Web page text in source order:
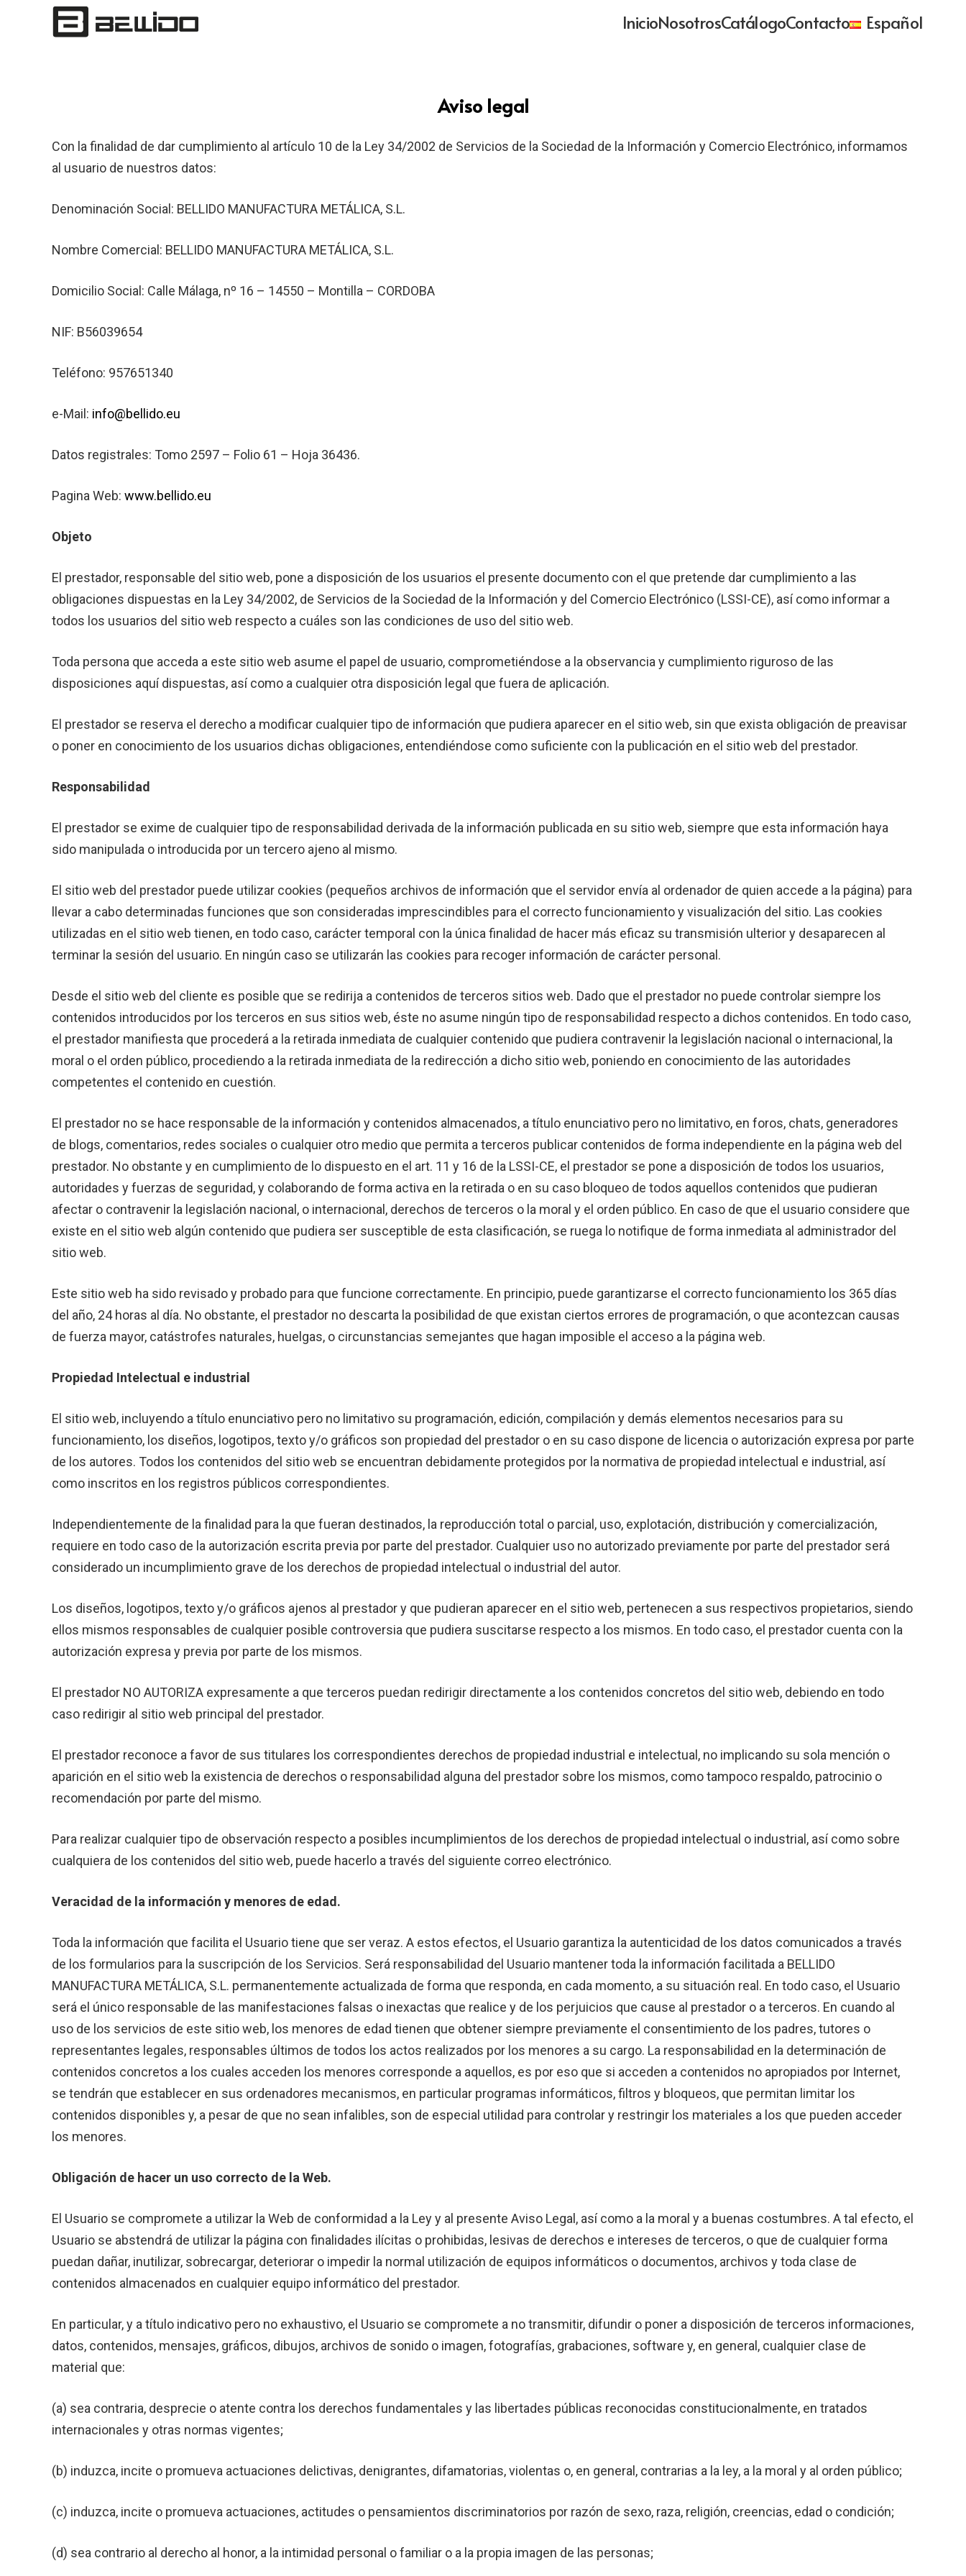
InicioNosotrosCatálogoContacto Español
Aviso legal
Con la finalidad de dar cumplimiento al artículo 10 de la Ley 34/2002 de Servicios de la Sociedad de la Información y Comercio Electrónico, informamos
al usuario de nuestros datos:
Denominación Social: BELLIDO MANUFACTURA METÁLICA, S.L.
Nombre Comercial: BELLIDO MANUFACTURA METÁLICA, S.L.
Domicilio Social: Calle Málaga, nº 16 – 14550 – Montilla – CORDOBA
NIF: B56039654
Teléfono: 957651340
e-Mail: info@bellido.eu
Datos registrales: Tomo 2597 – Folio 61 – Hoja 36436.
Pagina Web: www.bellido.eu
Objeto
El prestador, responsable del sitio web, pone a disposición de los usuarios el presente documento con el que pretende dar cumplimiento a las
obligaciones dispuestas en la Ley 34/2002, de Servicios de la Sociedad de la Información y del Comercio Electrónico (LSSI-CE), así como informar a
todos los usuarios del sitio web respecto a cuáles son las condiciones de uso del sitio web.
Toda persona que acceda a este sitio web asume el papel de usuario, comprometiéndose a la observancia y cumplimiento riguroso de las
disposiciones aquí dispuestas, así como a cualquier otra disposición legal que fuera de aplicación.
El prestador se reserva el derecho a modificar cualquier tipo de información que pudiera aparecer en el sitio web, sin que exista obligación de preavisar
o poner en conocimiento de los usuarios dichas obligaciones, entendiéndose como suficiente con la publicación en el sitio web del prestador.
Responsabilidad
El prestador se exime de cualquier tipo de responsabilidad derivada de la información publicada en su sitio web, siempre que esta información haya
sido manipulada o introducida por un tercero ajeno al mismo.
El sitio web del prestador puede utilizar cookies (pequeños archivos de información que el servidor envía al ordenador de quien accede a la página) para
llevar a cabo determinadas funciones que son consideradas imprescindibles para el correcto funcionamiento y visualización del sitio. Las cookies
utilizadas en el sitio web tienen, en todo caso, carácter temporal con la única finalidad de hacer más eficaz su transmisión ulterior y desaparecen al
terminar la sesión del usuario. En ningún caso se utilizarán las cookies para recoger información de carácter personal.
Desde el sitio web del cliente es posible que se redirija a contenidos de terceros sitios web. Dado que el prestador no puede controlar siempre los
contenidos introducidos por los terceros en sus sitios web, éste no asume ningún tipo de responsabilidad respecto a dichos contenidos. En todo caso,
el prestador manifiesta que procederá a la retirada inmediata de cualquier contenido que pudiera contravenir la legislación nacional o internacional, la
moral o el orden público, procediendo a la retirada inmediata de la redirección a dicho sitio web, poniendo en conocimiento de las autoridades
competentes el contenido en cuestión.
El prestador no se hace responsable de la información y contenidos almacenados, a título enunciativo pero no limitativo, en foros, chats, generadores
de blogs, comentarios, redes sociales o cualquier otro medio que permita a terceros publicar contenidos de forma independiente en la página web del
prestador. No obstante y en cumplimiento de lo dispuesto en el art. 11 y 16 de la LSSI-CE, el prestador se pone a disposición de todos los usuarios,
autoridades y fuerzas de seguridad, y colaborando de forma activa en la retirada o en su caso bloqueo de todos aquellos contenidos que pudieran
afectar o contravenir la legislación nacional, o internacional, derechos de terceros o la moral y el orden público. En caso de que el usuario considere que
existe en el sitio web algún contenido que pudiera ser susceptible de esta clasificación, se ruega lo notifique de forma inmediata al administrador del
sitio web.
Este sitio web ha sido revisado y probado para que funcione correctamente. En principio, puede garantizarse el correcto funcionamiento los 365 días
del año, 24 horas al día. No obstante, el prestador no descarta la posibilidad de que existan ciertos errores de programación, o que acontezcan causas
de fuerza mayor, catástrofes naturales, huelgas, o circunstancias semejantes que hagan imposible el acceso a la página web.
Propiedad Intelectual e industrial
El sitio web, incluyendo a título enunciativo pero no limitativo su programación, edición, compilación y demás elementos necesarios para su
funcionamiento, los diseños, logotipos, texto y/o gráficos son propiedad del prestador o en su caso dispone de licencia o autorización expresa por parte
de los autores. Todos los contenidos del sitio web se encuentran debidamente protegidos por la normativa de propiedad intelectual e industrial, así
como inscritos en los registros públicos correspondientes.
Independientemente de la finalidad para la que fueran destinados, la reproducción total o parcial, uso, explotación, distribución y comercialización,
requiere en todo caso de la autorización escrita previa por parte del prestador. Cualquier uso no autorizado previamente por parte del prestador será
considerado un incumplimiento grave de los derechos de propiedad intelectual o industrial del autor.
Los diseños, logotipos, texto y/o gráficos ajenos al prestador y que pudieran aparecer en el sitio web, pertenecen a sus respectivos propietarios, siendo
ellos mismos responsables de cualquier posible controversia que pudiera suscitarse respecto a los mismos. En todo caso, el prestador cuenta con la
autorización expresa y previa por parte de los mismos.
El prestador NO AUTORIZA expresamente a que terceros puedan redirigir directamente a los contenidos concretos del sitio web, debiendo en todo
caso redirigir al sitio web principal del prestador.
El prestador reconoce a favor de sus titulares los correspondientes derechos de propiedad industrial e intelectual, no implicando su sola mención o
aparición en el sitio web la existencia de derechos o responsabilidad alguna del prestador sobre los mismos, como tampoco respaldo, patrocinio o
recomendación por parte del mismo.
Para realizar cualquier tipo de observación respecto a posibles incumplimientos de los derechos de propiedad intelectual o industrial, así como sobre
cualquiera de los contenidos del sitio web, puede hacerlo a través del siguiente correo electrónico.
Veracidad de la información y menores de edad.
Toda la información que facilita el Usuario tiene que ser veraz. A estos efectos, el Usuario garantiza la autenticidad de los datos comunicados a través
de los formularios para la suscripción de los Servicios. Será responsabilidad del Usuario mantener toda la información facilitada a BELLIDO
MANUFACTURA METÁLICA, S.L. permanentemente actualizada de forma que responda, en cada momento, a su situación real. En todo caso, el Usuario
será el único responsable de las manifestaciones falsas o inexactas que realice y de los perjuicios que cause al prestador o a terceros. En cuando al
uso de los servicios de este sitio web, los menores de edad tienen que obtener siempre previamente el consentimiento de los padres, tutores o
representantes legales, responsables últimos de todos los actos realizados por los menores a su cargo. La responsabilidad en la determinación de
contenidos concretos a los cuales acceden los menores corresponde a aquellos, es por eso que si acceden a contenidos no apropiados por Internet,
se tendrán que establecer en sus ordenadores mecanismos, en particular programas informáticos, filtros y bloqueos, que permitan limitar los
contenidos disponibles y, a pesar de que no sean infalibles, son de especial utilidad para controlar y restringir los materiales a los que pueden acceder
los menores.
Obligación de hacer un uso correcto de la Web.
El Usuario se compromete a utilizar la Web de conformidad a la Ley y al presente Aviso Legal, así como a la moral y a buenas costumbres. A tal efecto, el
Usuario se abstendrá de utilizar la página con finalidades ilícitas o prohibidas, lesivas de derechos e intereses de terceros, o que de cualquier forma
puedan dañar, inutilizar, sobrecargar, deteriorar o impedir la normal utilización de equipos informáticos o documentos, archivos y toda clase de
contenidos almacenados en cualquier equipo informático del prestador.
En particular, y a título indicativo pero no exhaustivo, el Usuario se compromete a no transmitir, difundir o poner a disposición de terceros informaciones,
datos, contenidos, mensajes, gráficos, dibujos, archivos de sonido o imagen, fotografías, grabaciones, software y, en general, cualquier clase de
material que:
(a) sea contraria, desprecie o atente contra los derechos fundamentales y las libertades públicas reconocidas constitucionalmente, en tratados
internacionales y otras normas vigentes;
(b) induzca, incite o promueva actuaciones delictivas, denigrantes, difamatorias, violentas o, en general, contrarias a la ley, a la moral y al orden público;
(c) induzca, incite o promueva actuaciones, actitudes o pensamientos discriminatorios por razón de sexo, raza, religión, creencias, edad o condición;
(d) sea contrario al derecho al honor, a la intimidad personal o familiar o a la propia imagen de las personas;